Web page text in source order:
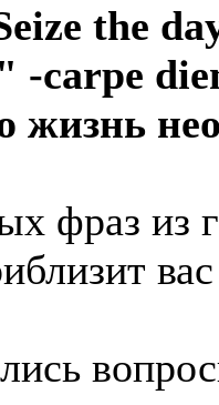
the
carpe
жизнь
фраз из